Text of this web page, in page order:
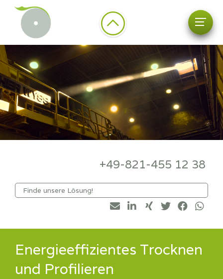
+49-821-455 12 38
Energieeffizientes Trocknen
und Profilieren